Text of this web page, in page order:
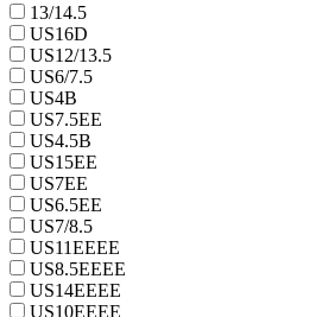
13/14.5
US16D
US12/13.5
US6/7.5
US4B
US7.5EE
US4.5B
US15EE
US7EE
US6.5EE
US7/8.5
US11EEEE
US8.5EEEE
US14EEEE
US10EEEE